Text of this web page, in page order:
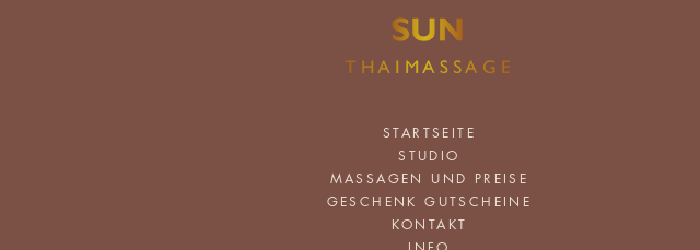
STARTSEITE
STUDIO
MASSAGEN UND PREISE
GESCHENK GUTSCHEINE
KONTAKT